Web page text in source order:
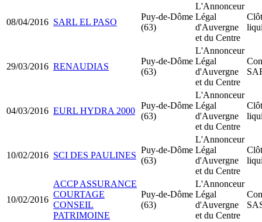
08/04/2016 SARL EL PASO
Puy-de-Dôme
(63)
L'Annonceur
Légal
d'Auvergne
et du Centre
29/03/2016 RENAUDIAS
Puy-de-Dôme
(63)
L'Annonceur
Légal
d'Auvergne
et du Centre
04/03/2016 EURL HYDRA 2000
Puy-de-Dôme
(63)
L'Annonceur
Légal
d'Auvergne
et du Centre
10/02/2016 SCI DES PAULINES
Puy-de-Dôme
(63)
L'Annonceur
Légal
d'Auvergne
et du Centre
10/02/2016
ACCP ASSURANCE
COURTAGE
CONSEIL
PATRIMOINE
Puy-de-Dôme
(63)
L'Annonceur
Légal
d'Auvergne
et du Centre